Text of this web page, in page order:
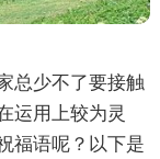
总少不了要接触
运用上较为灵
福语呢？以下是